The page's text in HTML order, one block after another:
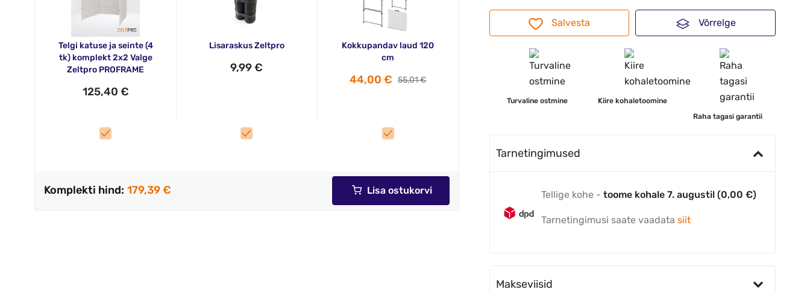
Telgi katuse ja seinte (4
tk) komplekt 2x2 Valge
Zeltpro PROFRAME
125,40 €
Lisaraskus Zeltpro
9,99 €
Kokkupandav laud 120
cm
44,00 € 55,01 €
Komplekti hind: 179,39 € Lisa ostukorvi
Salvesta Võrrelge
Turvaline ostmine
Kiire kohaletoomine
Raha tagasi garantii
Tarnetingimused
Tellige kohe -toome kohale 7. augustil (0,00 €)
Tarnetingimusi saate vaadatasiit
Makseviisid